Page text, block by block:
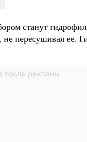
станут
не пересушивая ее.